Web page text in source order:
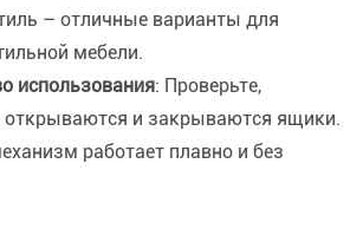
– отличные варианты для
мебели.
использования: Проверьте,
открываются и закрываются ящики.
работает плавно и без